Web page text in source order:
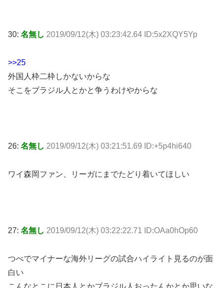
30: 名無し 2019/09/12(木) 03:23:42.64 ID:5x2XQY5Yp
>>25
外国人枠二枠しかないからな
そこをブラジル人とかと争うわけやからな
26: 名無し 2019/09/12(木) 03:21:51.69 ID:+5p4hi640
ワイ森岡ファン、リーガにまでたどり着いてほしい
27: 名無し 2019/09/12(木) 03:22:22.71 ID:OAa0hOp60
つべでマイナーな海外リーグの試合ハイライト見るのが面
白い
こんなとこに日本人とかブラジル人おったんかとか思いな